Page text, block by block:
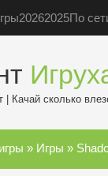
20262025По
Качай сколько
» Игры »